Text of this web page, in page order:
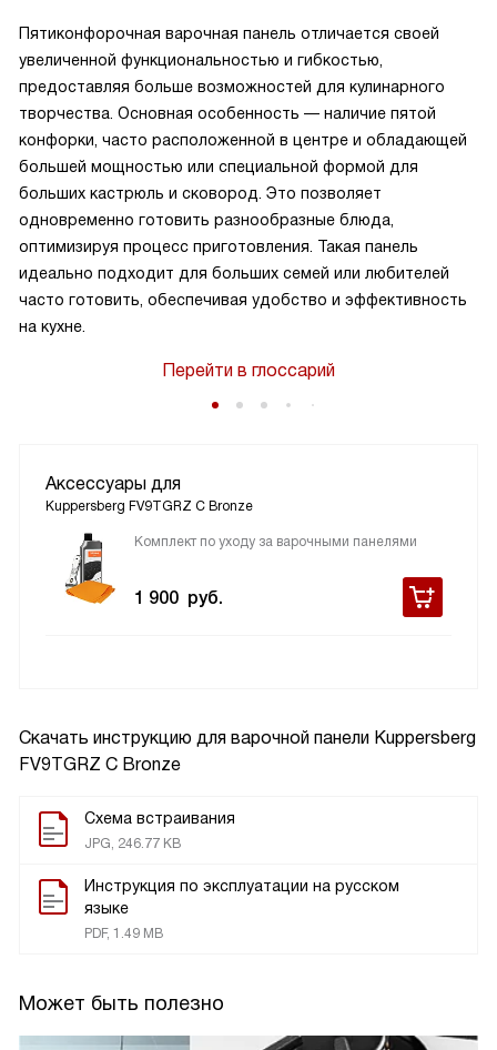
Скачать инструкцию для варочной панели Kuppersberg
FV9TGRZ C Bronze
Схема встраивания
JPG, 246.77 KB
Инструкция по эксплуатации на русском
языке
PDF, 1.49 MB
Может быть полезно
Пятиконфорочная варочная панель отличается своей
увеличенной функциональностью и гибкостью,
предоставляя больше возможностей для кулинарного
творчества. Основная особенность — наличие пятой
конфорки, часто расположенной в центре и обладающей
большей мощностью или специальной формой для
больших кастрюль и сковород. Это позволяет
одновременно готовить разнообразные блюда,
оптимизируя процесс приготовления. Такая панель
идеально подходит для больших семей или любителей
часто готовить, обеспечивая удобство и эффективность
на кухне.
Перейти в глоссарий
Аксессуары для
Kuppersberg FV9TGRZ C Bronze
Комплект по уходу за варочными панелями
1 900 руб.